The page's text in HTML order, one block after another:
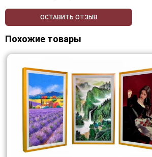
ОСТАВИТЬ ОТЗЫВ
Похожие товары